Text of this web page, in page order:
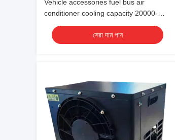
Vehicle accessories fuel bus air
conditioner cooling capacity 20000-
38000 24V
সেরা দাম পান